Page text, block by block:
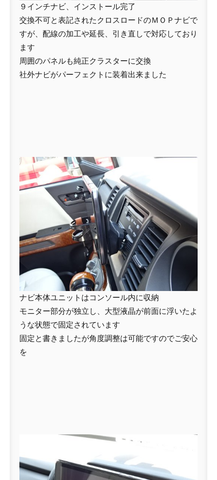
９インチナビ、インストール完了
交換不可と表記されたクロスロードのＭＯＰナビで
すが、配線の加工や延長、引き直しで対応しており
ます
周囲のパネルも純正クラスターに交換
社外ナビがパーフェクトに装着出来ました
ナビ本体ユニットはコンソール内に収納
モニター部分が独立し、大型液晶が前面に浮いたよ
うな状態で固定されています
固定と書きましたが角度調整は可能ですのでご安心
を